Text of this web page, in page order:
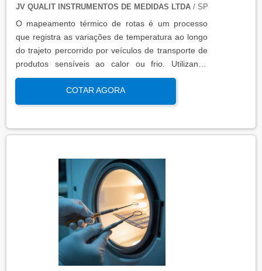
JV QUALIT INSTRUMENTOS DE MEDIDAS LTDA/ SP
O mapeamento térmico de rotas é um processo
que registra as variações de temperatura ao longo
do trajeto percorrido por veículos de transporte de
produtos sensíveis ao calor ou frio. Utilizando
sensores calibrados e registradores de dados, essa
análise garante que os padrões térmicos estejam
dentro das faixas exigidas por normas regulatórias,
transportado.
COTAR AGORA